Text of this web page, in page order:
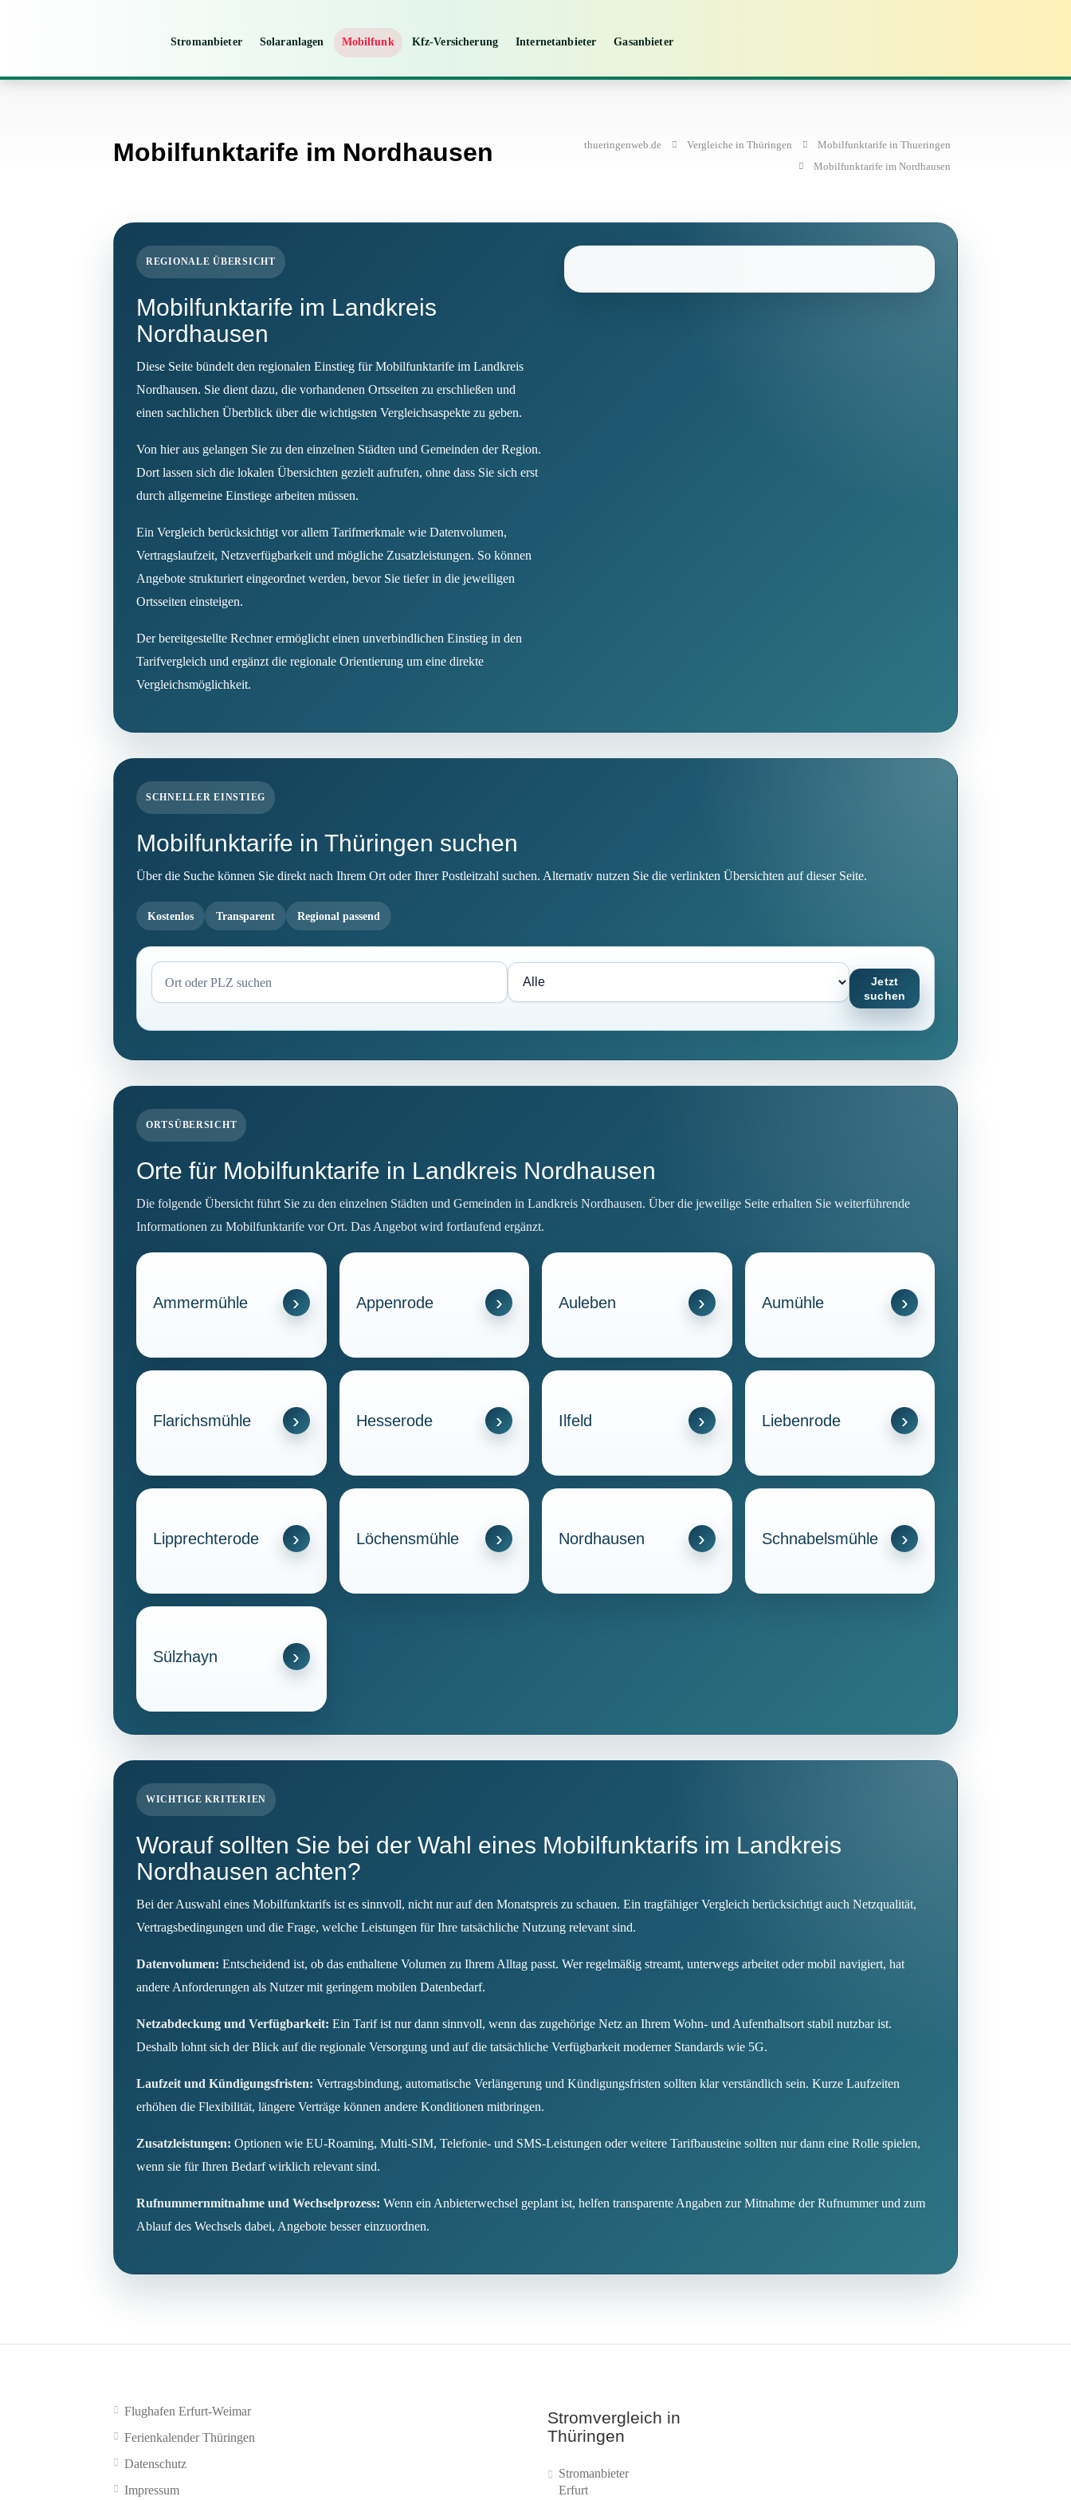
Stromanbieter Solaranlagen Mobilfunk Kfz-Versicherung Internetanbieter Gasanbieter
Mobilfunktarife im Nordhausen thueringenweb.de Vergleiche in Thüringen
Mobilfunktarife in Thueringen
Mobilfunktarife im Nordhausen
REGIONALE ÜBERSICHT
Mobilfunktarife im Landkreis
Nordhausen
Diese Seite bündelt den regionalen Einstieg für Mobilfunktarife im Landkreis
Nordhausen. Sie dient dazu, die vorhandenen Ortsseiten zu erschließen und
einen sachlichen Überblick über die wichtigsten Vergleichsaspekte zu geben.
Von hier aus gelangen Sie zu den einzelnen Städten und Gemeinden der Region.
Dort lassen sich die lokalen Übersichten gezielt aufrufen, ohne dass Sie sich erst
durch allgemeine Einstiege arbeiten müssen.
Ein Vergleich berücksichtigt vor allem Tarifmerkmale wie Datenvolumen,
Vertragslaufzeit, Netzverfügbarkeit und mögliche Zusatzleistungen. So können
Angebote strukturiert eingeordnet werden, bevor Sie tiefer in die jeweiligen
Ortsseiten einsteigen.
Der bereitgestellte Rechner ermöglicht einen unverbindlichen Einstieg in den
Tarifvergleich und ergänzt die regionale Orientierung um eine direkte
Vergleichsmöglichkeit.
SCHNELLER EINSTIEG
Mobilfunktarife in Thüringen suchen
Über die Suche können Sie direkt nach Ihrem Ort oder Ihrer Postleitzahl suchen. Alternativ nutzen Sie die verlinkten Übersichten auf dieser Seite.
Kostenlos Transparent Regional passend
Jetzt
suchen
ORTSÜBERSICHT
Orte für Mobilfunktarife in Landkreis Nordhausen
Die folgende Übersicht führt Sie zu den einzelnen Städten und Gemeinden in Landkreis Nordhausen. Über die jeweilige Seite erhalten Sie weiterführende
Informationen zu Mobilfunktarife vor Ort. Das Angebot wird fortlaufend ergänzt.
Ammermühle Appenrode Auleben Aumühle
Flarichsmühle Hesserode Ilfeld Liebenrode
Lipprechterode Löchensmühle Nordhausen Schnabelsmühle
Sülzhayn
WICHTIGE KRITERIEN
Worauf sollten Sie bei der Wahl eines Mobilfunktarifs im Landkreis
Nordhausen achten?
Bei der Auswahl eines Mobilfunktarifs ist es sinnvoll, nicht nur auf den Monatspreis zu schauen. Ein tragfähiger Vergleich berücksichtigt auch Netzqualität,
Vertragsbedingungen und die Frage, welche Leistungen für Ihre tatsächliche Nutzung relevant sind.
Datenvolumen: Entscheidend ist, ob das enthaltene Volumen zu Ihrem Alltag passt. Wer regelmäßig streamt, unterwegs arbeitet oder mobil navigiert, hat
andere Anforderungen als Nutzer mit geringem mobilen Datenbedarf.
Netzabdeckung und Verfügbarkeit: Ein Tarif ist nur dann sinnvoll, wenn das zugehörige Netz an Ihrem Wohn- und Aufenthaltsort stabil nutzbar ist.
Deshalb lohnt sich der Blick auf die regionale Versorgung und auf die tatsächliche Verfügbarkeit moderner Standards wie 5G.
Laufzeit und Kündigungsfristen: Vertragsbindung, automatische Verlängerung und Kündigungsfristen sollten klar verständlich sein. Kurze Laufzeiten
erhöhen die Flexibilität, längere Verträge können andere Konditionen mitbringen.
Zusatzleistungen: Optionen wie EU-Roaming, Multi-SIM, Telefonie- und SMS-Leistungen oder weitere Tarifbausteine sollten nur dann eine Rolle spielen,
wenn sie für Ihren Bedarf wirklich relevant sind.
Rufnummernmitnahme und Wechselprozess: Wenn ein Anbieterwechsel geplant ist, helfen transparente Angaben zur Mitnahme der Rufnummer und zum
Ablauf des Wechsels dabei, Angebote besser einzuordnen.
Flughafen Erfurt-Weimar
Ferienkalender Thüringen
Datenschutz
Impressum
Stromvergleich in
Thüringen
Stromanbieter
Erfurt